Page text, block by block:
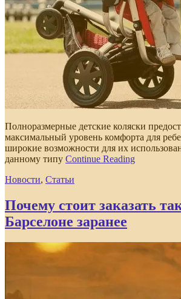
Полноразмерные детские коляски
максимальный уровень комфорта для
широкие возможности для их
данному типу Continue Reading
Новости, Статьи
Почему стоит заказать
Барселоне заранее